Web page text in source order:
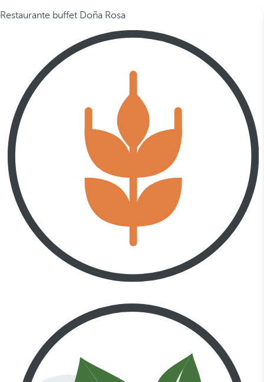
Restaurante buffet Doña Rosa